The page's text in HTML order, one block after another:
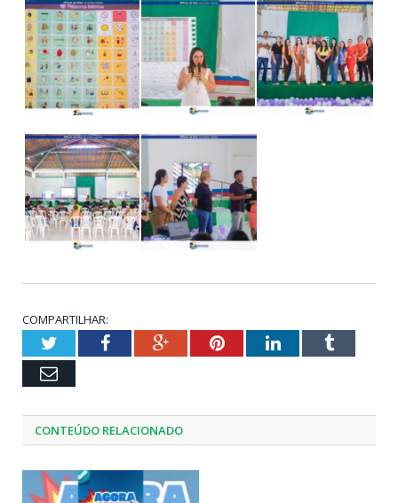
COMPARTILHAR:
TwitterFacebookGoogle+PinterestLinkedInTumblr
Email
CONTEÚDO RELACIONADO